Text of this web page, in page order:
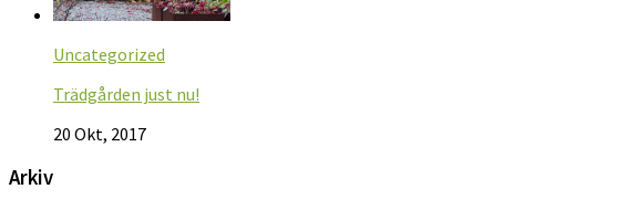
Uncategorized
Trädgården just nu!
20 Okt, 2017
Arkiv